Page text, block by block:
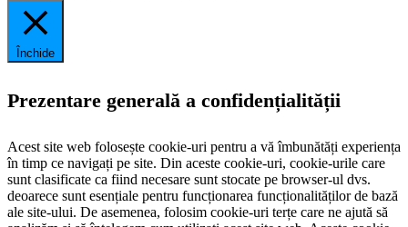
Închide
Prezentare generală a confidențialității
Acest site web folosește cookie-uri pentru a vă îmbunătăți experiența
în timp ce navigați pe site. Din aceste cookie-uri, cookie-urile care
sunt clasificate ca fiind necesare sunt stocate pe browser-ul dvs.
deoarece sunt esențiale pentru funcționarea funcționalităților de bază
ale site-ului. De asemenea, folosim cookie-uri terțe care ne ajută să